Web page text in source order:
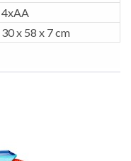
4xAA
30 x 58 x 7 cm